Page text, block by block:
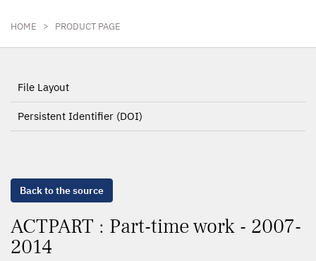
HOME > PRODUCT PAGE
File Layout
Persistent Identifier (DOI)
Back to the source
ACTPART : Part-time work - 2007-
2014